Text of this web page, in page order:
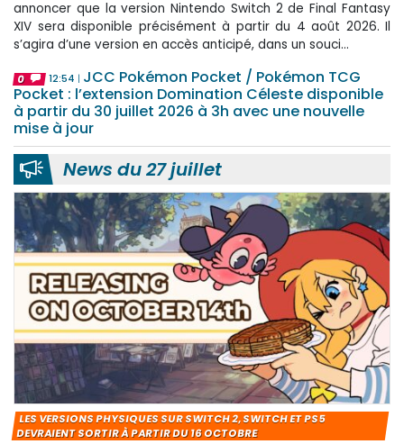
annoncer que la version Nintendo Switch 2 de Final Fantasy
XIV sera disponible précisément à partir du 4 août 2026. Il
s’agira d’une version en accès anticipé, dans un souci...
0 12:54
JCC Pokémon Pocket / Pokémon TCG
Pocket : l’extension Domination Céleste disponible
à partir du 30 juillet 2026 à 3h avec une nouvelle
mise à jour
News du 27 juillet
LES VERSIONS PHYSIQUES SUR SWITCH 2, SWITCH ET PS5
DEVRAIENT SORTIR À PARTIR DU 16 OCTOBRE